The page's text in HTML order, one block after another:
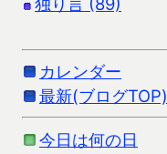
カレンダー
最新(ブログTOP)
今日は何の日